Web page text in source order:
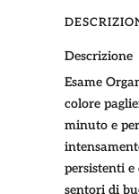
Descrizione
Esame
colore
minuto e
persistenti
sentori di